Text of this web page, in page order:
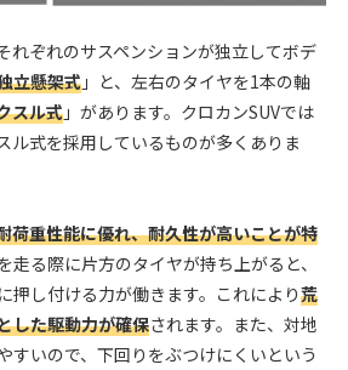
れぞれのサスペンションが独立してボデ
立懸架式」と、左右のタイヤを1本の軸
スル式」があります。クロカンSUVでは
ル式を採用しているものが多くありま
荷重性能に優れ、耐久性が高いことが特
走る際に片方のタイヤが持ち上がると、
押し付ける力が働きます。これにより荒
した駆動力が確保されます。また、対地
すいので、下回りをぶつけにくいという